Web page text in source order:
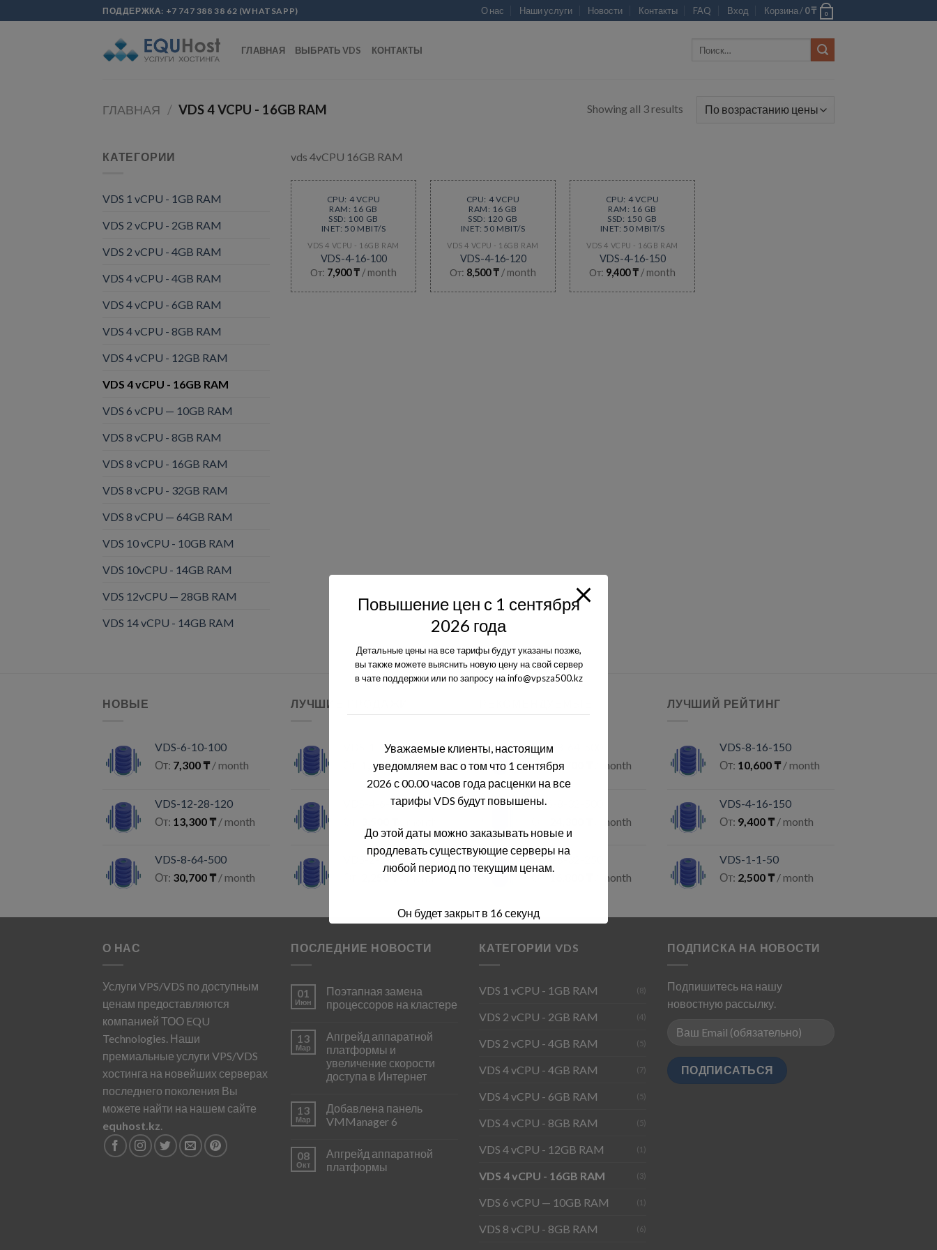
to
ПОДДЕРЖКА: +7 747 388 38 62 (WHATSAPP) О нас Наши услуги Новости Контакты FAQ Вход Корзина /0₸ 0
ГЛАВНАЯ ВЫБРАТЬ VDS КОНТАКТЫ
ГЛАВНАЯ / VDS 4 VCPU - 16GB RAM Showing all 3 results
КАТЕГОРИИ
VDS 1 vCPU - 1GB RAM
VDS 2 vCPU - 2GB RAM
VDS 2 vCPU - 4GB RAM
VDS 4 vCPU - 4GB RAM
VDS 4 vCPU - 6GB RAM
VDS 4 vCPU - 8GB RAM
VDS 4 vCPU - 12GB RAM
VDS 4 vCPU - 16GB RAM
VDS 6 vCPU — 10GB RAM
VDS 8 vCPU - 8GB RAM
VDS 8 vCPU - 16GB RAM
VDS 8 vCPU - 32GB RAM
VDS 8 vCPU — 64GB RAM
VDS 10 vCPU - 10GB RAM
VDS 10vCPU - 14GB RAM
VDS 12vCPU — 28GB RAM
VDS 14 vCPU - 14GB RAM
vds 4vCPU 16GB RAM
CPU: 4 VCPU
RAM: 16 GB
SSD: 100 GB
INET: 50 MBIT/S
VDS 4 VCPU - 16GB RAM
VDS-4-16-100
От: 7,900₸ / month
CPU: 4 VCPU
RAM: 16 GB
SSD: 120 GB
INET: 50 MBIT/S
VDS 4 VCPU - 16GB RAM
VDS-4-16-120
От: 8,500₸ / month
CPU: 4 VCPU
RAM: 16 GB
SSD: 150 GB
INET: 50 MBIT/S
VDS 4 VCPU - 16GB RAM
VDS-4-16-150
От: 9,400₸ / month
НОВЫЕ
VDS-6-10-100
От: 7,300₸ / month
VDS-12-28-120
От: 13,300₸ / month
VDS-8-64-500
От: 30,700₸ / month
ЛУЧШИЕ ПРОДАЖИ
VDS-1-1-5
1,150₸/ month
VDS-4-6-20
VDS-2-2-25
/ month
VDS-8-64-500
От:30,700 / month
VDS-8-32-500
/ month
VDS-8-32-250
/ month
ЛУЧШИЙ РЕЙТИНГ
VDS-8-16-150
От: 10,600₸ / month
VDS-4-16-150
От: 9,400₸ / month
VDS-1-1-50
От: 2,500₸ / month
О НАС
Услуги VPS/VDS по доступным
ценам предоставляются
компанией ТОО EQU
Technologies. Наши
премиальные услуги VPS/VDS
хостинга на новейших серверах
последнего поколения Вы
можете найти на нашем сайте
equhost.kz
ПОСЛЕДНИЕ НОВОСТИ
01
Июн
Поэтапная замена
процессоров на кластере
13
Мар
Апгрейд аппаратной
платформы и
увеличение скорости
доступа в Интернет
13
Мар
Добавлена панель
VMManager 6
08
Окт
Апгрейд аппаратной
платформы
КАТЕГОРИИ VDS
VDS 1 vCPU - 1GB RAM (8)
VDS 2 vCPU - 2GB RAM (4)
VDS 2 vCPU - 4GB RAM (5)
VDS 4 vCPU - 4GB RAM (7)
VDS 4 vCPU - 6GB RAM (5)
VDS 4 vCPU - 8GB RAM (5)
VDS 4 vCPU - 12GB RAM (1)
VDS 4 vCPU - 16GB RAM (3)
VDS 6 vCPU — 10GB RAM (1)
VDS 8 vCPU - 8GB RAM (6)
ПОДПИСКА НА НОВОСТИ
Подпишитесь на нашу
новостную рассылку.
Повышение цен с 1 сентября
2026 года
Детальные цены на все тарифы будут указаны позже,
вы также можете выяснить новую цену на свой сервер
в чате поддержки или по запросу на info@vpsza500.kz
Уважаемые клиенты, настоящим
уведомляем вас о том что 1 сентября
2026 с 00.00 часов года расценки на все
тарифы VDS будут повышены.
До этой даты можно заказывать новые и
продлевать существующие серверы на
любой период по текущим ценам.
Он будет закрыт в 16секунд